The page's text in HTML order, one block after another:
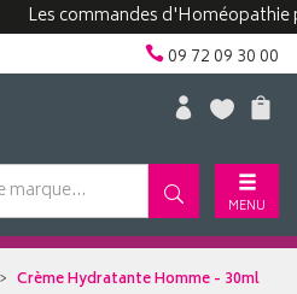
Les commandes d'Homéopathie
09 72 09 30 00
MENU
Crème Hydratante Homme - 30ml